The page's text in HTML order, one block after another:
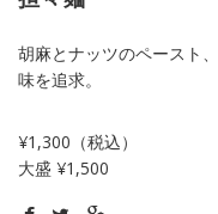
アクセス
胡麻とナッツのペースト
味を追求。
¥1,300（税込）
大盛 ¥1,500